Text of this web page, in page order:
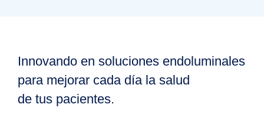
Innovando en soluciones endoluminales
para mejorar cada día la salud
de tus pacientes.